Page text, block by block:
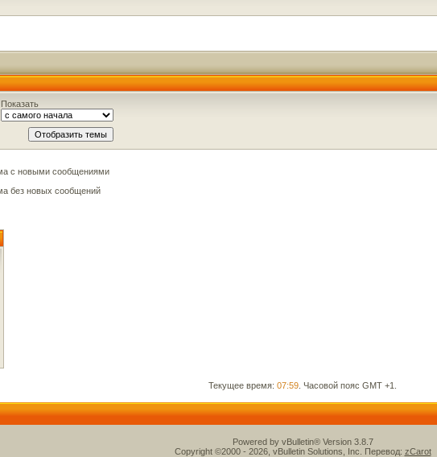
Показать
с новыми сообщениями
без новых сообщений
Текущее время: 07:59 . Часовой пояс GMT +1.
Powered by vBulletin® Version 3.8.7
Copyright ©2000 - 2026, vBulletin Solutions, Inc. Перевод: zCarot